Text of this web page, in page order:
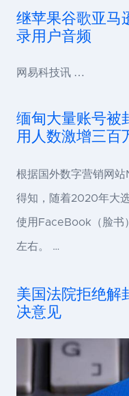
继苹果谷歌亚马
录用户音频
网易科技讯 …
缅甸大量账号
用人数激增三百
根据国外数字营销网
得知，随着2020年大
使用FaceBook（脸书
左右。 …
美国法院拒绝
决意见